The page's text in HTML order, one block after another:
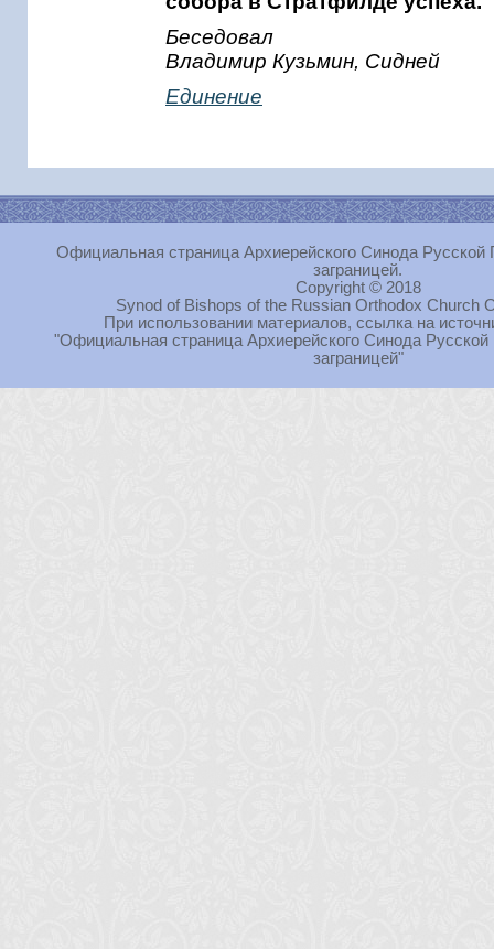
Беседовал
Владимир Кузьмин, Сидней
Единение
Официальная страница Архиерейского Синода Русской
заграницей.
Copyright © 2018
Synod of Bishops of the Russian Orthodox Church
При использовании материалов, ссылка на
"Официальная страница Архиерейского Синода
заграницей"